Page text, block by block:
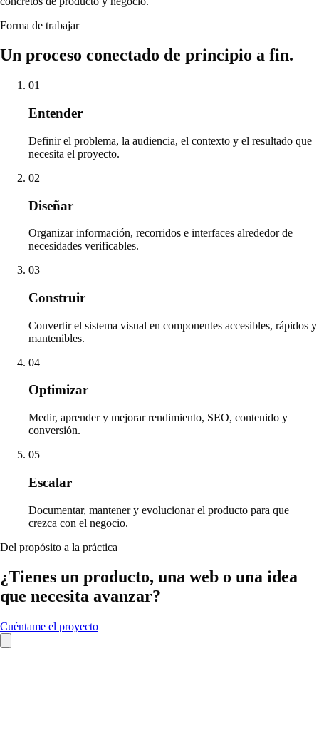
Forma de trabajar
Un proceso conectado de principio a fin.
01
Entender
Definir el problema, la audiencia, el contexto y el resultado que
necesita el proyecto.
02
Diseñar
Organizar información, recorridos e interfaces alrededor de
necesidades verificables.
03
Construir
Convertir el sistema visual en componentes accesibles, rápidos y
mantenibles.
04
Optimizar
Medir, aprender y mejorar rendimiento, SEO, contenido y
conversión.
05
Escalar
Documentar, mantener y evolucionar el producto para que
crezca con el negocio.
Del propósito a la práctica
¿Tienes un producto, una web o una idea
que necesita avanzar?
Cuéntame el proyecto